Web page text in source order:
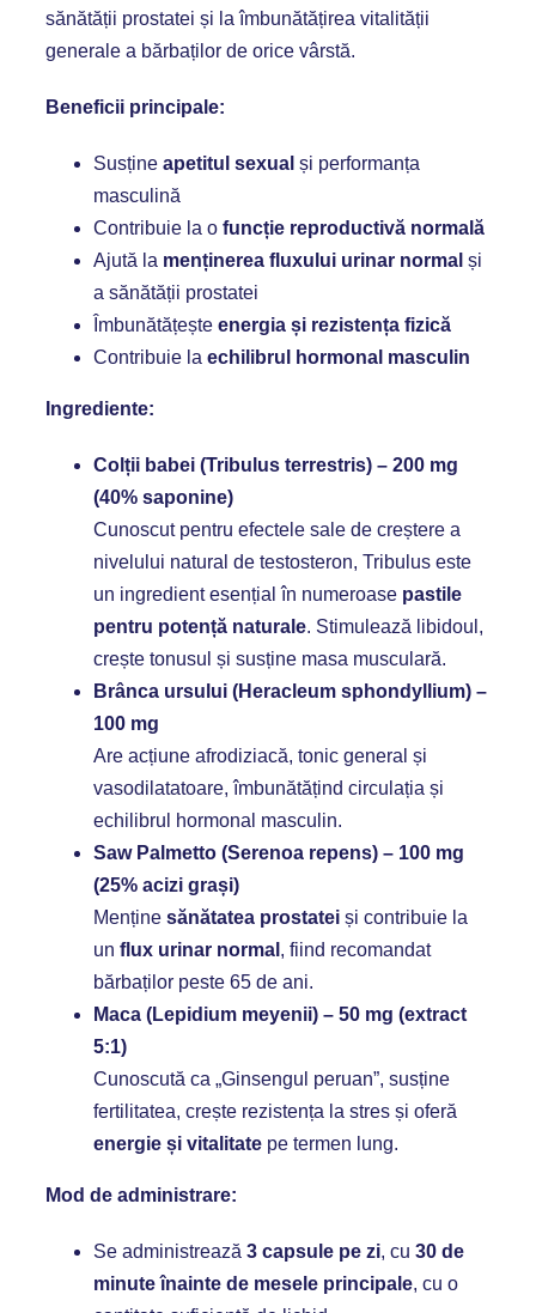
sănătății prostatei și la îmbunătățirea vitalității
generale a bărbaților de orice vârstă.
Beneficii principale:
Susține apetitul sexual și performanța
masculină
Contribuie la o funcție reproductivă normală
Ajută la menținerea fluxului urinar normal și
a sănătății prostatei
Îmbunătățește energia și rezistența fizică
Contribuie la echilibrul hormonal masculin
Ingrediente:
Colții babei (Tribulus terrestris) – 200 mg
(40% saponine)
Cunoscut pentru efectele sale de creștere a
nivelului natural de testosteron, Tribulus este
un ingredient esențial în numeroase pastile
pentru potență naturale. Stimulează libidoul,
crește tonusul și susține masa musculară.
Brânca ursului (Heracleum sphondyllium) –
100 mg
Are acțiune afrodiziacă, tonic general și
vasodilatatoare, îmbunătățind circulația și
echilibrul hormonal masculin.
Saw Palmetto (Serenoa repens) – 100 mg
(25% acizi grași)
Menține sănătatea prostateiși contribuie la
un flux urinar normal , fiind recomandat
bărbaților peste 65 de ani.
Maca (Lepidium meyenii) – 50 mg (extract
5:1)
Cunoscută ca „Ginsengul peruan”, susține
fertilitatea, crește rezistența la stres și oferă
energie și vitalitatepe termen lung.
Mod de administrare:
Se administrează 3 capsule pe zi, cu 30 de
minute înainte de mesele principale, cu o